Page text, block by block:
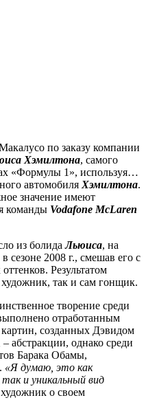
по заказу компании
Хэмилтона, самого
«Формулы 1», используя…
автомобиля Хэмилтона.
значение имеют
команды Vodafone McLaren
из болидаЛьюиса, на
сезоне 2008 г., смешав его с
Результатом
так и сам гонщик.
творение среди
отработанным
созданных Дэвидом
абстракции, однако среди
Барака Обамы,
«Я думаю, это как
и уникальный вид
о своем